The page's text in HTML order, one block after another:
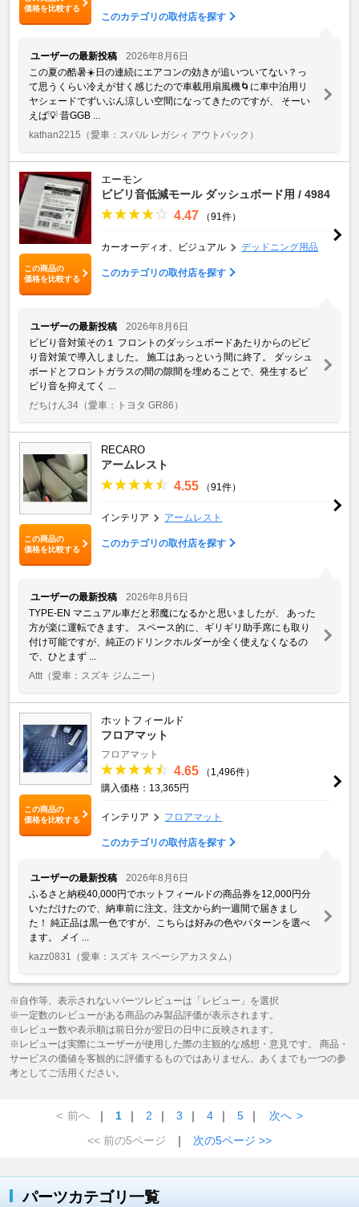
価格を比較する
このカテゴリの取付店を探す
ユーザーの最新投稿
2026年8月6日
この夏の酷暑☀️日の連続にエアコンの効きが追いついてない？っ
て思うくらい冷えが甘く感じたので車載用扇風機🌀に車中泊用リ
ヤシェードでずいぶん涼しい空間になってきたのですが、 そーい
えば💡 昔GGB ...
kathan2215 （愛車：スバル レガシィ アウトバック）
この商品の
価格を比較する
エーモン
ビビリ音低減モール ダッシュボード用 / 4984
4.47 （91件）
カーオーディオ、ビジュアル デッドニング用品
このカテゴリの取付店を探す
ユーザーの最新投稿
2026年8月6日
ビビり音対策その１ フロントのダッシュボードあたりからのビビ
り音対策で導入しました。 施工はあっという間に終了。 ダッシュ
ボードとフロントガラスの間の隙間を埋めることで、発生するビ
ビり音を抑えてく ...
だちけん34 （愛車：トヨタ GR86）
この商品の
価格を比較する
RECARO
アームレスト
4.55 （91件）
インテリア アームレスト
このカテゴリの取付店を探す
ユーザーの最新投稿
2026年8月6日
TYPE-EN マニュアル車だと邪魔になるかと思いましたが、 あった
方が楽に運転できます。 スペース的に、ギリギリ助手席にも取り
付け可能ですが、純正のドリンクホルダーが全く使えなくなるの
で、ひとまず ...
Attt （愛車：スズキ ジムニー）
この商品の
価格を比較する
ホットフィールド
フロアマット
フロアマット
4.65
（1,496件）
購入価格：13,365円
インテリア フロアマット
このカテゴリの取付店を探す
ユーザーの最新投稿
2026年8月6日
ふるさと納税40,000円でホットフィールドの商品券を12,000円分
いただけたので、納車前に注文。注文から約一週間で届きまし
た！ 純正品は黒一色ですが、こちらは好みの色やパターンを選べ
ます。 メイ ...
kazz0831
（愛車：スズキ スペーシアカスタム）
※自作等、表示されないパーツレビューは「レビュー」を選択
※一定数のレビューがある商品のみ製品評価が表示されます。
※レビュー数や表示順は前日分が翌日の日中に反映されます。
※レビューは実際にユーザーが使用した際の主観的な感想・意見です。 商品・
サービスの価値を客観的に評価するものではありません。あくまでも一つの参
考としてご活用ください。
< 前へ ｜ 1 ｜ 2 ｜ 3 ｜ 4 ｜ 5 ｜ 次へ >
<< 前の5ページ
｜ 次の5ページ >>
パーツカテゴリ一覧